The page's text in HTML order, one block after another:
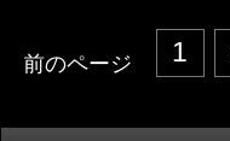
前のページ 1